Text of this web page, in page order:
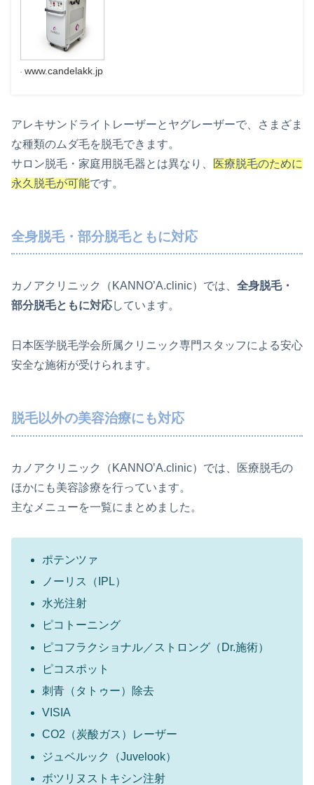
www.candelakk.jp
アレキサンドライトレーザーとヤグレーザーで、さまざま
な種類のムダ毛を脱毛できます。
サロン脱毛・家庭用脱毛器とは異なり、
医療脱毛のために
永久脱毛が可能です。
全身脱毛・部分脱毛ともに対応
カノアクリニック（KANNO’A.clinic）では、 全身脱毛・
部分脱毛ともに対応しています。
日本医学脱毛学会所属クリニック専門スタッフによる安心
安全な施術が受けられます。
脱毛以外の美容治療にも対応
カノアクリニック（KANNO’A.clinic）では、医療脱毛の
ほかにも美容診療を行っています。
主なメニューを一覧にまとめました。
ポテンツァ
ノーリス（IPL）
水光注射
ピコトーニング
ピコフラクショナル／ストロング（Dr.施術）
ピコスポット
刺青（タトゥー）除去
VISIA
CO2（炭酸ガス）レーザー
ジュベルック（Juvelook）
ボツリヌストキシン注射